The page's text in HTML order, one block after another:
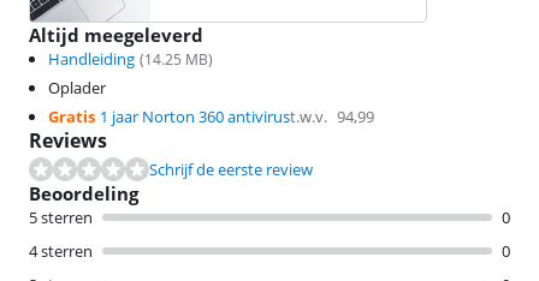
Altijd meegeleverd
Handleiding (14.25 MB)
Oplader
Gratis 1 jaar Norton 360 antivirust.w.v. 94,99
Reviews
Schrijf de eerste review
Beoordeling
5 sterren
0
4 sterren
0